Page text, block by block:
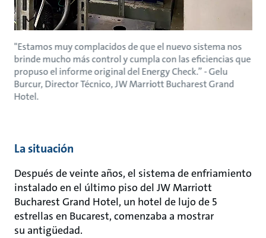
"Estamos muy complacidos de que el nuevo sistema nos
brinde mucho más control y cumpla con las eficiencias que
propuso el informe original del Energy Check.” - Gelu
Burcur, Director Técnico, JW Marriott Bucharest Grand
Hotel.
La situación
Después de veinte años, el sistema de enfriamiento
instalado en el último piso del JW Marriott
Bucharest Grand Hotel, un hotel de lujo de 5
estrellas en Bucarest, comenzaba a mostrar
su antigüedad.